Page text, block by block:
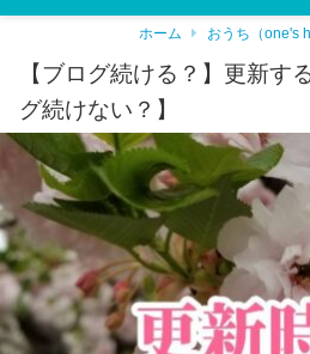
ホーム おうち（one's
【ブログ続ける？】更新す
グ続けない？】